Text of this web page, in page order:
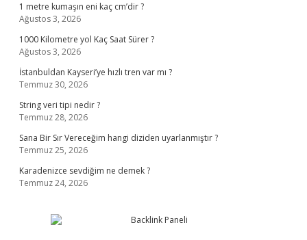
1 metre kumaşın eni kaç cm’dir ?
Ağustos 3, 2026
1000 Kilometre yol Kaç Saat Sürer ?
Ağustos 3, 2026
İstanbuldan Kayseri’ye hızlı tren var mı ?
Temmuz 30, 2026
String veri tipi nedir ?
Temmuz 28, 2026
Sana Bir Sır Vereceğim hangi diziden uyarlanmıştır ?
Temmuz 25, 2026
Karadenizce sevdiğim ne demek ?
Temmuz 24, 2026